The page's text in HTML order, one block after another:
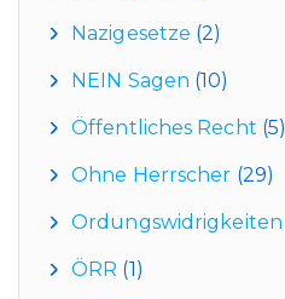
Nazigesetze (2)
NEIN Sagen (10)
Öffentliches Recht (5)
Ohne Herrscher (29)
Ordungswidrigkeiten
ÖRR (1)